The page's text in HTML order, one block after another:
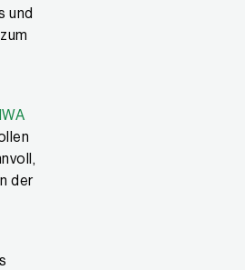
und
der